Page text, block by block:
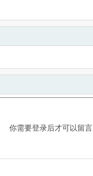
你需要登录后才可以留言